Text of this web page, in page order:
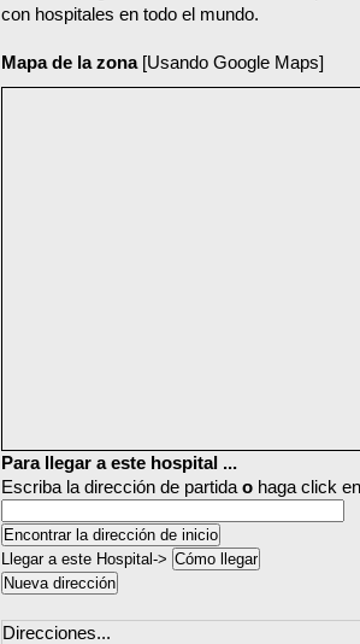
con hospitales en todo el mundo.
Mapa de la zona[Usando Google Maps]
Para llegar a este hospital ...
Escriba la dirección de partida o haga click
Llegar a este Hospital->
Direcciones...